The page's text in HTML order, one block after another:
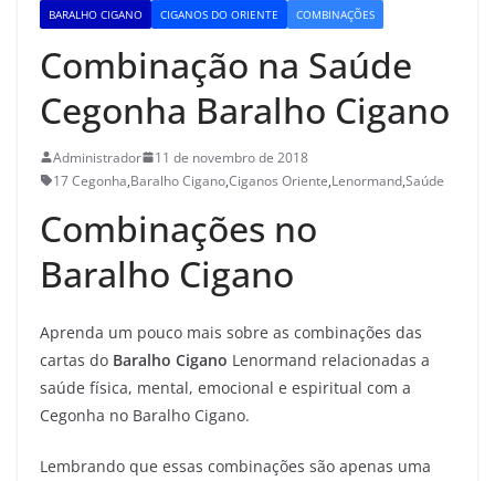
BARALHO CIGANO CIGANOS DO ORIENTE COMBINAÇÕES
Combinação na Saúde
Cegonha Baralho Cigano
Administrador
11 de novembro de 2018
17 Cegonha,Baralho Cigano,Ciganos Oriente,Lenormand,Saúde
Combinações no
Baralho Cigano
Aprenda um pouco mais sobre as combinações das
cartas do Baralho Cigano Lenormand relacionadas a
saúde física, mental, emocional e espiritual com a
Cegonha no Baralho Cigano.
Lembrando que essas combinações são apenas uma